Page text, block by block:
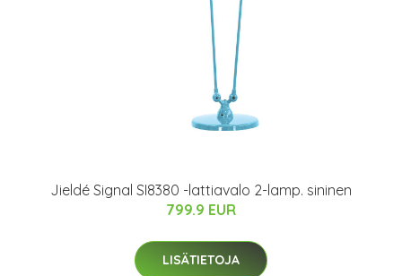
Jieldé Signal SI8380 -lattiavalo 2-lamp. sininen
799.9 EUR
LISÄTIETOJA